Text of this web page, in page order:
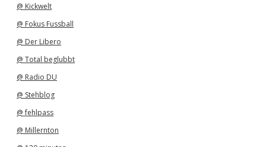
@ Kickwelt
@ Fokus Fussball
@ Der Libero
@ Total beglubbt
@ Radio DU
@ Stehblog
@ fehlpass
@ Millernton